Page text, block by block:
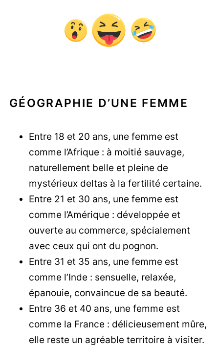
GÉOGRAPHIE D’UNE FEMME
Entre 18 et 20 ans, une femme est
comme l’Afrique : à moitié sauvage,
naturellement belle et pleine de
mystérieux deltas à la fertilité certaine.
Entre 21 et 30 ans, une femme est
comme l’Amérique : développée et
ouverte au commerce, spécialement
avec ceux qui ont du pognon.
Entre 31 et 35 ans, une femme est
comme l’Inde : sensuelle, relaxée,
épanouie, convaincue de sa beauté.
Entre 36 et 40 ans, une femme est
comme la France : délicieusement mûre,
elle reste un agréable territoire à visiter.